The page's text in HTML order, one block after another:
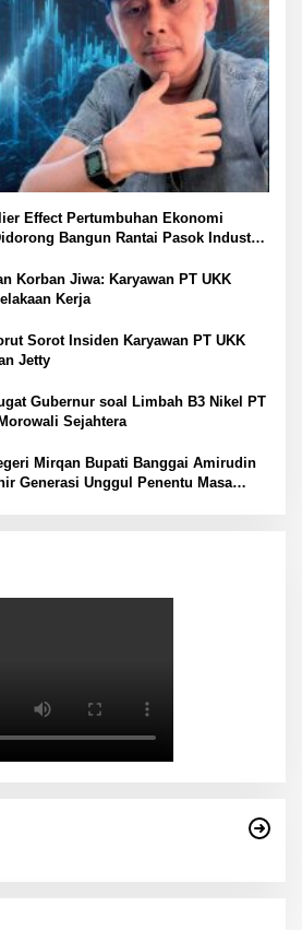
Effect Pertumbuhan Ekonomi
Bangun Rantai Pasok Industri
Korban Jiwa: Karyawan PT UKK
Kerja
Sorot Insiden Karyawan PT UKK
Jetty
Gubernur soal Limbah B3 Nikel PT
Sejahtera
Mirqan Bupati Banggai Amirudin
Generasi Unggul Penentu Masa